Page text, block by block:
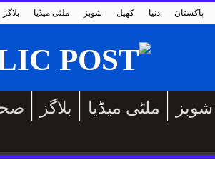
بلاگز ملٹی میڈیا شوبز کھیل دنیا پاکستان
بلاگز ملٹی میڈیا شوبز